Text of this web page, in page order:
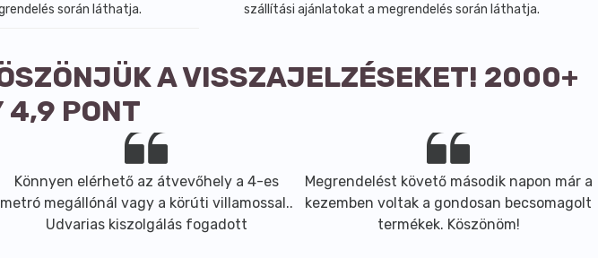
során láthatja.
szállítási ajánlatokat a megrendelés során láthatja.
A VISSZAJELZÉSEKET! 2000+
4,9 PONT
Könnyen elérhető az átvevőhely a 4-es
metró megállónál vagy a körúti villamossal..
Udvarias kiszolgálás fogadott
Megrendelést követő második napon már a
kezemben voltak a gondosan becsomagolt
termékek. Köszönöm!